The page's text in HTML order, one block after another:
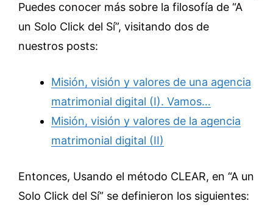
Puedes conocer más sobre la filosofía de “A
un Solo Click del Sí”, visitando dos de
nuestros posts:
Misión, visión y valores de una agencia
matrimonial digital (I). Vamos…
Misión, visión y valores de la agencia
matrimonial digital (II)
Entonces, Usando el método CLEAR, en “A un
Solo Click del Sí” se definieron los siguientes: